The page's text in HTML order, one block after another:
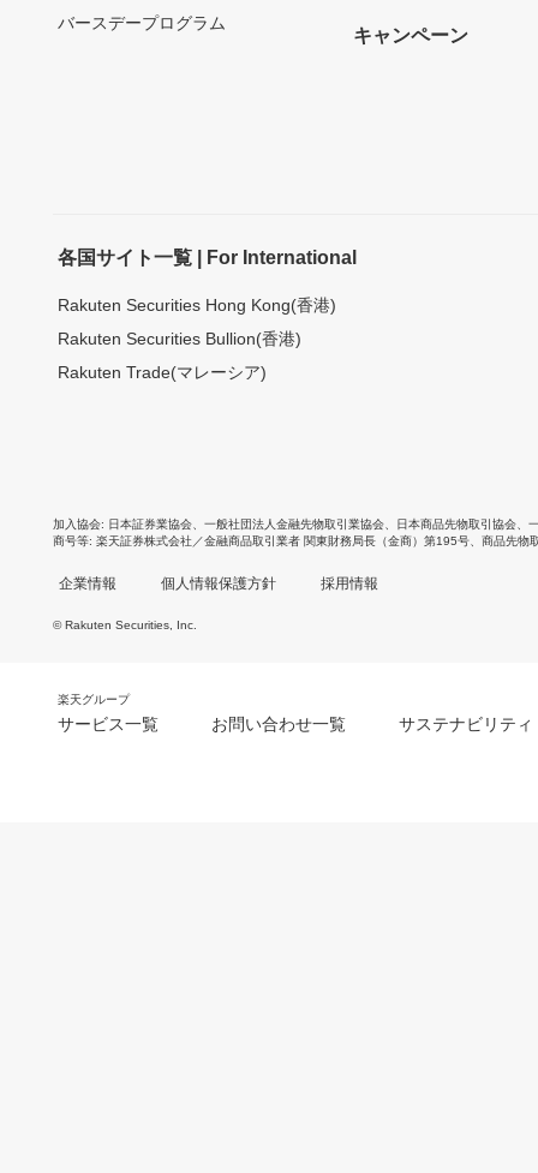
バースデープログラム
キャンペーン
各国サイト一覧 | For International
Rakuten Securities Hong Kong(香港)
Rakuten Securities Bullion(香港)
Rakuten Trade(マレーシア)
加入協会 日本証券業協会 一般社団法人金融先物取引業協会 日本商品先物取引協会
商号等 楽天証券株式会社／金融商品取引業者 関東財務局長（金商）第195号、商品先物
企業情報 個人情報保護方針 採用情報
© Rakuten Securities, Inc.
楽天グループ
サービス一覧 お問い合わせ一覧 サステナビリティ